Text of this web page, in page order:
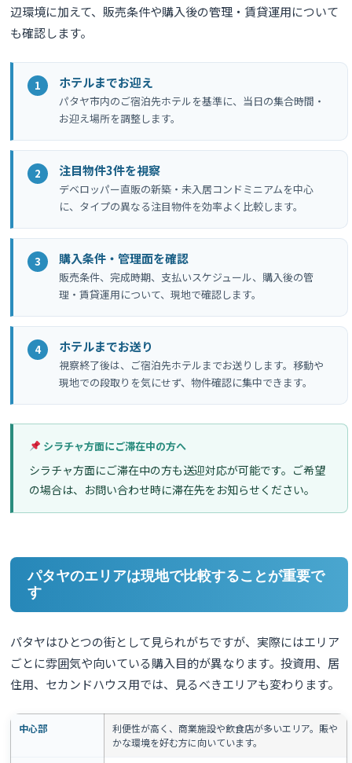
辺環境に加えて、販売条件や購入後の管理・賃貸運用について
も確認します。
ホテルまでお迎え
パタヤ市内のご宿泊先ホテルを基準に、当日の集合時間・
お迎え場所を調整します。
注目物件3件を視察
デベロッパー直販の新築・未入居コンドミニアムを中心
に、タイプの異なる注目物件を効率よく比較します。
購入条件・管理面を確認
販売条件、完成時期、支払いスケジュール、購入後の管
理・賃貸運用について、現地で確認します。
ホテルまでお送り
視察終了後は、ご宿泊先ホテルまでお送りします。移動や
現地での段取りを気にせず、物件確認に集中できます。
シラチャ方面にご滞在中の方へ
シラチャ方面にご滞在中の方も送迎対応が可能です。ご希望
の場合は、お問い合わせ時に滞在先をお知らせください。
パタヤのエリアは現地で比較することが重要で
す
パタヤはひとつの街として見られがちですが、実際にはエリア
ごとに雰囲気や向いている購入目的が異なります。投資用、居
住用、セカンドハウス用では、見るべきエリアも変わります。
中心部
利便性が高く、商業施設や飲食店が多いエリア。賑や
かな環境を好む方に向いています。